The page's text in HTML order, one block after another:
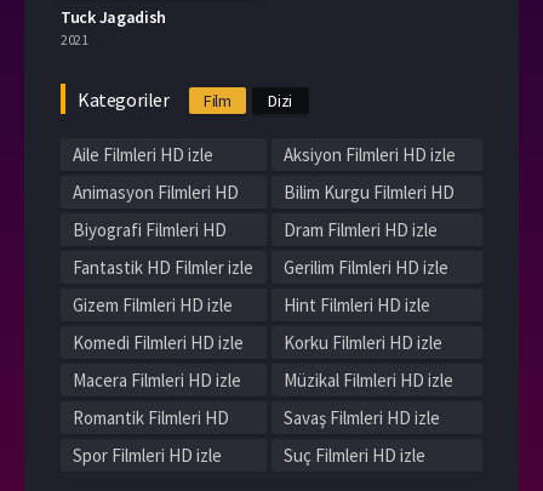
Tuck Jagadish
2021
Kategoriler Film Dizi
Aile Filmleri HD izle
Aksiyon Filmleri HD izle
Animasyon Filmleri HD
izle
Bilim Kurgu Filmleri HD
izle
Biyografi Filmleri HD
izle
Dram Filmleri HD izle
Fantastik HD Filmler izle
Gerilim Filmleri HD izle
Gizem Filmleri HD izle
Hint Filmleri HD izle
Komedi Filmleri HD izle
Korku Filmleri HD izle
Macera Filmleri HD izle
Müzikal Filmleri HD izle
Romantik Filmleri HD
izle
Savaş Filmleri HD izle
Spor Filmleri HD izle
Suç Filmleri HD izle